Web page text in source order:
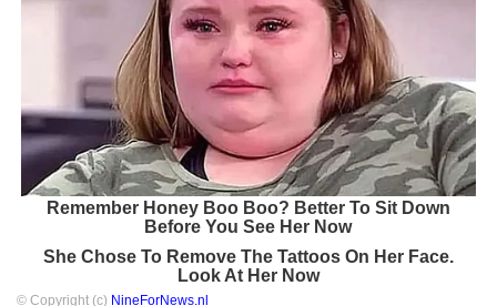
Remember Honey Boo Boo? Better To Sit Down
Before You See Her Now
She Chose To Remove The Tattoos On Her Face.
Look At Her Now
© Copyright (c) NineForNews.nl